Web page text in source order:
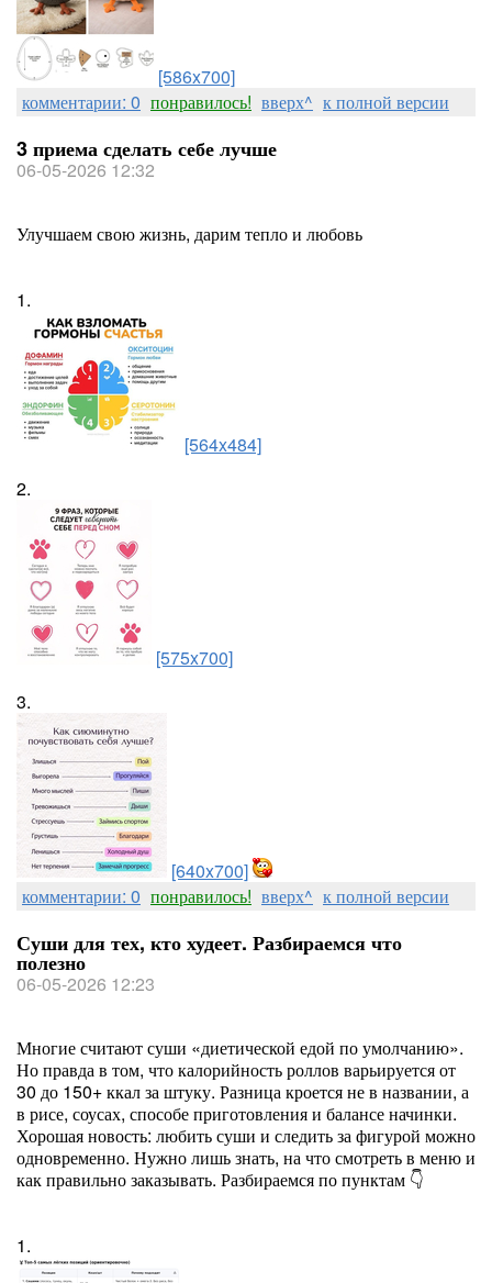
[586x700]
комментарии: 0 понравилось! вверх^ к полной версии
3 приема сделать себе лучше
06-05-2026 12:32
Улучшаем свою жизнь, дарим тепло и любовь
1.
[564x484]
2.
[575x700]
3.
[640x700]
комментарии: 0 понравилось! вверх^ к полной версии
Суши для тех, кто худеет. Разбираемся что
полезно
06-05-2026 12:23
Многие считают суши «диетической едой по умолчанию».
Но правда в том, что калорийность роллов варьируется от
30 до 150+ ккал за штуку. Разница кроется не в названии, а
в рисе, соусах, способе приготовления и балансе начинки.
Хорошая новость: любить суши и следить за фигурой можно
одновременно. Нужно лишь знать, на что смотреть в меню и
как правильно заказывать. Разбираемся по пунктам 👇
1.